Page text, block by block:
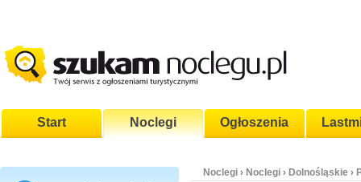
Start Noclegi Ogłoszenia
Noclegi › Noclegi › Dolnośląskie ›